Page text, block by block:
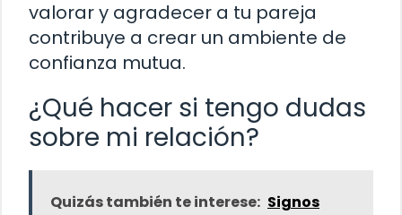
valorar y agradecer a tu pareja
contribuye a crear un ambiente de
confianza mutua.
¿Qué hacer si tengo dudas
sobre mi relación?
Quizás también te interese: Signos